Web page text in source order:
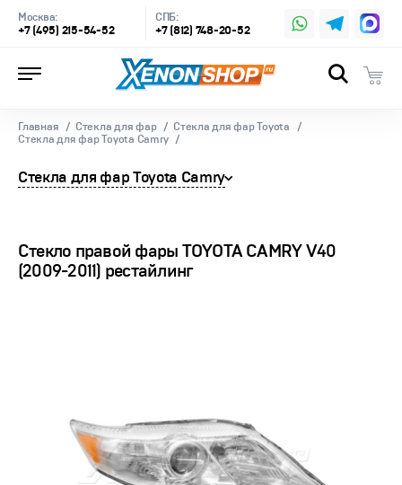
Москва:
+7 (495) 215-54-52
СПБ:
+7 (812) 748-20-52
Главная Стекла для фар
Стекла для фар Toyota
Стекла для фар Toyota Camry
Стекла для фар Toyota Camry
Стекло правой фары TOYOTA CAMRY V40
(2009-2011) рестайлинг